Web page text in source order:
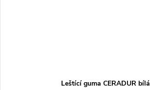
Leštící guma CERADUR bílá